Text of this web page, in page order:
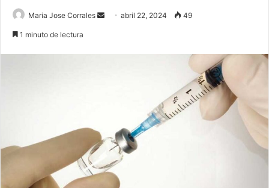
Maria Jose Corrales
Sendabril 22, 2024 49
1 minuto de lectura